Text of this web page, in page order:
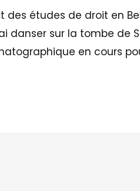
des études de droit en
danser sur la tombe de
en cours